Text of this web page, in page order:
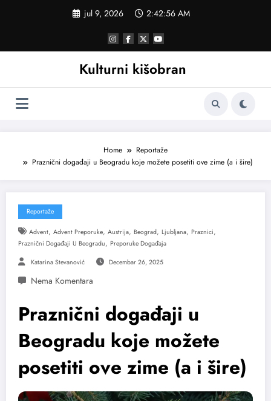
jul 9, 2026 2:42:57 AM
Kulturni kišobran
Home
Reportaže
Praznični događaji u Beogradu koje možete posetiti ove zime (a i šire)
Reportaže
Advent, Advent Preporuke, Austrija, Beograd, Ljubljana, Praznici,
Praznični Događaji U Beogradu, Preporuke Događaja
Katarina Stevanović Decembar 26, 2025
Praznični događaji u
Beogradu koje možete
posetiti ove zime (a i šire)